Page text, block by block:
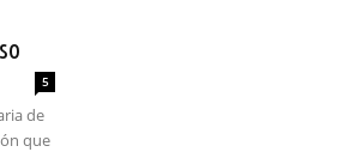
5
de
que